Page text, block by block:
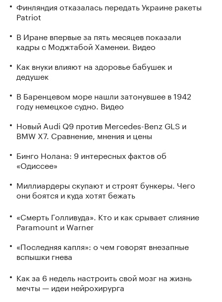
Финляндия отказалась передать Украине ракеты
Patriot
В Иране впервые за пять месяцев показали
кадры с Моджтабой Хаменеи. Видео
Как внуки влияют на здоровье бабушек и
дедушек
В Баренцевом море нашли затонувшее в 1942
году немецкое судно. Видео
Новый Audi Q9 против Mercedes-Benz GLS и
BMW X7. Сравнение, мнения и цены
Бинго Нолана: 9 интересных фактов об
«Одиссее»
Миллиардеры скупают и строят бункеры. Чего
они боятся и куда хотят бежать
«Смерть Голливуда». Кто и как срывает слияние
Paramount и Warner
«Последняя капля»: о чем говорят внезапные
вспышки гнева
Как за 6 недель настроить свой мозг на жизнь
мечты — идеи нейрохирурга